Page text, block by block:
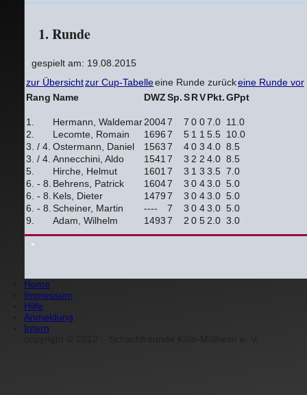
1. Runde
gespielt am: 19.08.2015
zur Übersichtzur Cup-Tabelleeine Runde zurückeine Runde vor
Rang Name DWZSp.SRVPkt.GPpt
1. Hermann, Waldemar20047 7 0 07.0 11.0
2.
Lecomte, Romain 16967 5 1 1 5.5 10.0
3. / 4. Ostermann, Daniel 15637 40 3 4.0 8.5
3. / 4. Annecchini, Aldo 1541 7 3 2 2 4.0 8.5
5.
Hirche, Helmut 1601 7 3 1 3 3.5 7.0
6. - 8. Behrens, Patrick 16047 3 0 43.0 5.0
6. - 8. Kels, Dieter 14797 3 0 43.0 5.0
6. - 8. Scheiner, Martin ---- 7 3 0 43.0 5.0
9.
Adam, Wilhelm 14937 2 0 5 2.0 3.0
Home
Impressum
Hilfe
Anmeldung
Intern